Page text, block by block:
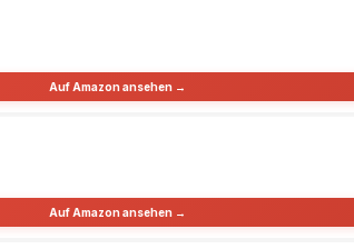
Auf Amazon ansehen →
Auf Amazon ansehen →